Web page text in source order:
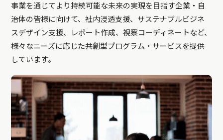
事業を通じてより持続可能な未来の実現を目指す企業・自
治体の皆様に向けて、社内浸透支援、サステナブルビジネ
スデザイン支援、レポート作成、視察コーディネートなど、
様々なニーズに応じた共創型プログラム・サービスを提供
しています。